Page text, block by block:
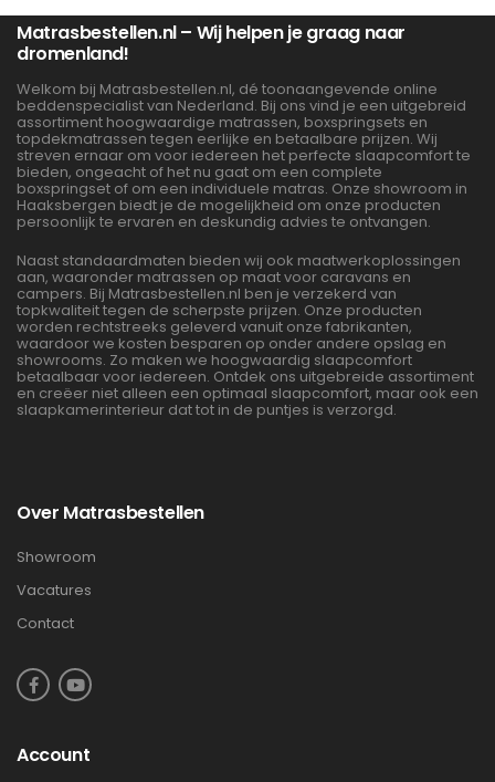
Matrasbestellen.nl – Wij helpen je graag naar
dromenland!
Welkom bij Matrasbestellen.nl, dé toonaangevende online
beddenspecialist van Nederland. Bij ons vind je een uitgebreid
assortiment hoogwaardige matrassen, boxspringsets en
topdekmatrassen tegen eerlijke en betaalbare prijzen. Wij
streven ernaar om voor iedereen het perfecte slaapcomfort te
bieden, ongeacht of het nu gaat om een complete
boxspringset of om een individuele matras. Onze showroom in
Haaksbergen biedt je de mogelijkheid om onze producten
persoonlijk te ervaren en deskundig advies te ontvangen.
Naast standaardmaten bieden wij ook maatwerkoplossingen
aan, waaronder matrassen op maat voor caravans en
campers. Bij Matrasbestellen.nl ben je verzekerd van
topkwaliteit tegen de scherpste prijzen. Onze producten
worden rechtstreeks geleverd vanuit onze fabrikanten,
waardoor we kosten besparen op onder andere opslag en
showrooms. Zo maken we hoogwaardig slaapcomfort
betaalbaar voor iedereen. Ontdek ons uitgebreide assortiment
en creëer niet alleen een optimaal slaapcomfort, maar ook een
slaapkamerinterieur dat tot in de puntjes is verzorgd.
Over Matrasbestellen
Showroom
Vacatures
Contact
Account